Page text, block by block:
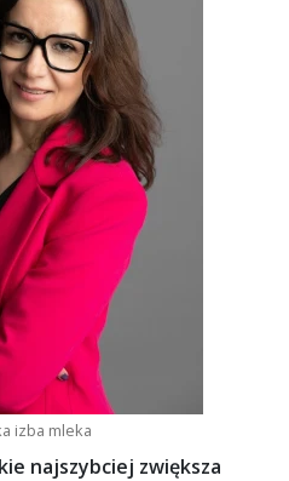
izba mleka
najszybciej zwiększa